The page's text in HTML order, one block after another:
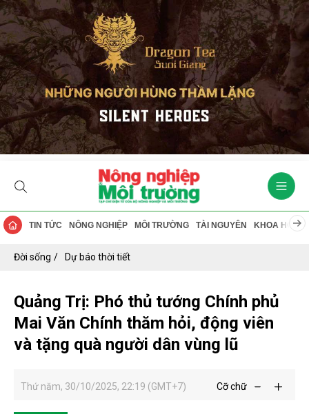
TIN TỨC NÔNG NGHIỆP MÔI TRƯỜNG TÀI NGUYÊN KHOA HỌC
Đời sống Dự báo thời tiết
Quảng Trị: Phó thủ tướng Chính phủ
Mai Văn Chính thăm hỏi, động viên
và tặng quà người dân vùng lũ
Thứ năm, 30/10/2025, 22:19 (GMT+7) Cỡ chữ